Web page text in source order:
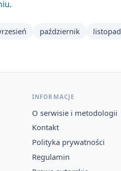
.
październik listopad
INFORMACJE
O serwisie i metodologii
Kontakt
Polityka prywatności
Regulamin